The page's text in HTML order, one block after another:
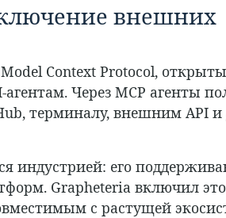
внешних
Context Protocol,
Через MCP агенты
терминалу, внешним API
индустрией: его
Grapheteria включил
с растущей